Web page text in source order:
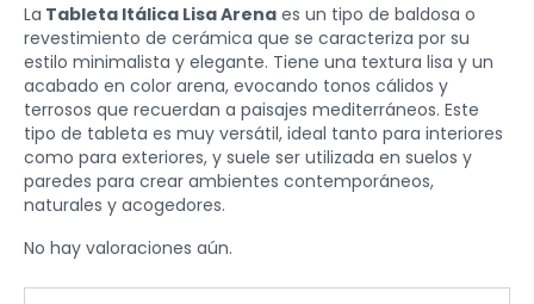
La Tableta Itálica Lisa Arena es un tipo de baldosa o
revestimiento de cerámica que se caracteriza por su
estilo minimalista y elegante. Tiene una textura lisa y un
acabado en color arena, evocando tonos cálidos y
terrosos que recuerdan a paisajes mediterráneos. Este
tipo de tableta es muy versátil, ideal tanto para interiores
como para exteriores, y suele ser utilizada en suelos y
paredes para crear ambientes contemporáneos,
naturales y acogedores.
No hay valoraciones aún.